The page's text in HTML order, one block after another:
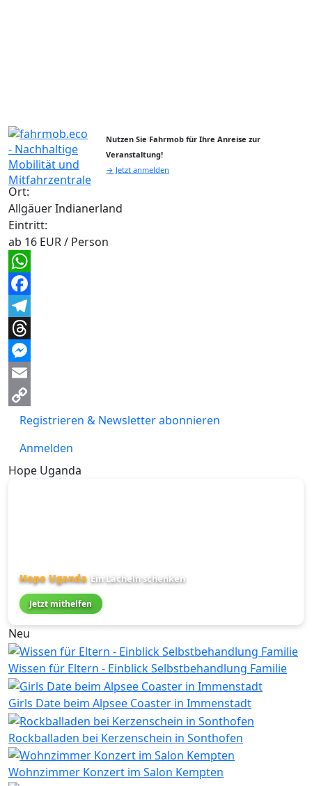
Nutzen Sie Fahrmob für Ihre Anreise zur
Veranstaltung!
→ Jetzt anmelden
Ort:
Allgäuer Indianerland
Eintritt:
ab 16 EUR / Person
WhatsApp
Facebook
Telegram
Threads
Messenger
Email
Copy
Link
Registrieren & Newsletter abonnieren
Anmelden
Hope Uganda
Hope Uganda Ein Lächeln schenken
Jetzt mithelfen
Neu
Wissen für Eltern - Einblick Selbstbehandlung Familie
Girls Date beim Alpsee Coaster in Immenstadt
Rockballaden bei Kerzenschein in Sonthofen
Wohnzimmer Konzert im Salon Kempten